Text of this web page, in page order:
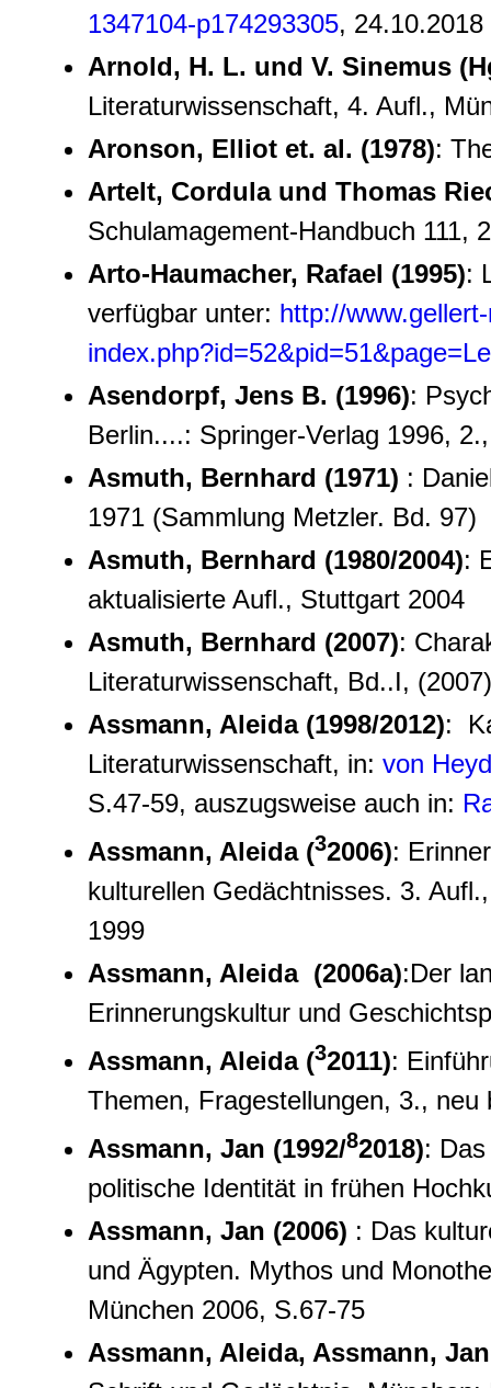
1347104-p174293305, 24.10.2018
Arnold, H. L. und V. Sinemus
Literaturwissenschaft, 4. Aufl.,
Aronson, Elliot et. al. (1978):
Artelt, Cordula und Thomas
Schulamagement-Handbuch 111,
Arto-Haumacher, Rafael (1995):
verfügbar unter: http://
Asendorpf, Jens B. (1996):
Berlin....: Springer-Verlag 1996,
Asmuth, Bernhard (1971) :
1971 (Sammlung Metzler. Bd. 97)
Asmuth, Bernhard (1980/2004):
aktualisierte Aufl., Stuttgart 2004
Asmuth, Bernhard (2007):
Literaturwissenschaft, Bd..I,
Assmann, Aleida (1998/2012):
Literaturwissenschaft, in: von
S.47-59, auszugsweise auch in:
Assmann, Aleida (32006):
kulturellen Gedächtnisses. 3.
1999
Assmann, Aleida (2006a):Der
Erinnerungskultur und
Assmann, Aleida (32011):
Themen, Fragestellungen, 3.,
Assmann, Jan (1992/82018):
politische Identität in frühen
Assmann, Jan (2006) : Das
und Ägypten. Mythos und
München 2006, S.67-75
Assmann, Aleida, Assmann,